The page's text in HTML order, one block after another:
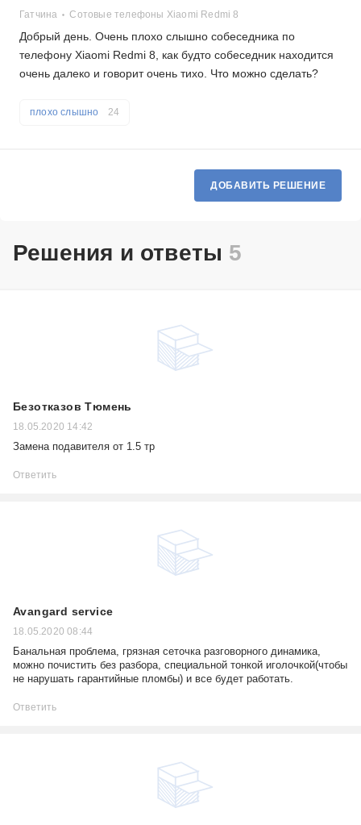
Гатчина Сотовые телефоны Xiaomi Redmi 8
Добрый день. Очень плохо слышно собеседника по
телефону Xiaomi Redmi 8, как будто собеседник находится
очень далеко и говорит очень тихо. Что можно сделать?
плохо слышно 24
ДОБАВИТЬ РЕШЕНИЕ
Решения и ответы 5
Безотказов Тюмень
18.05.2020 14:42
Замена подавителя от 1.5 тр
Ответить
Avangard service
18.05.2020 08:44
Банальная проблема, грязная сеточка разговорного динамика,
можно почистить без разбора, специальной тонкой иголочкой(чтобы
не нарушать гарантийные пломбы) и все будет работать.
Ответить